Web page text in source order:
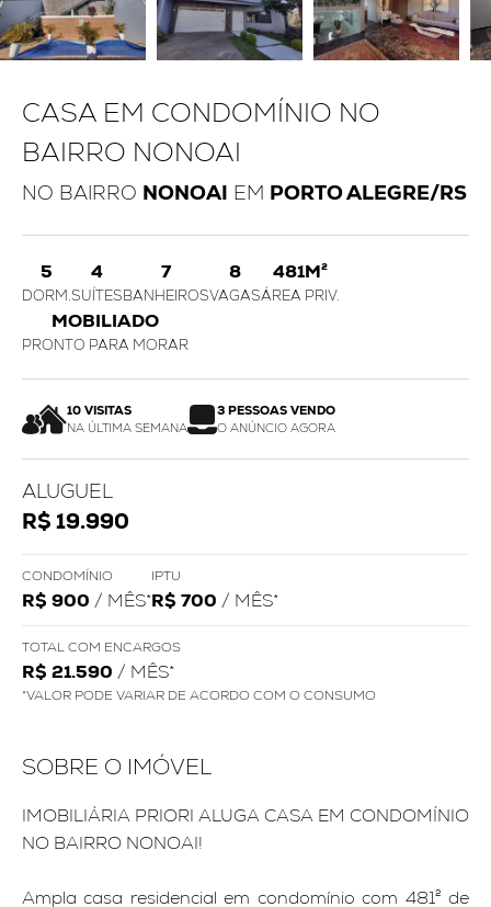
CASA EM CONDOMÍNIO NO
BAIRRO NONOAI
NO BAIRRO NONOAI EM PORTO ALEGRE/RS
5
DORM.
4
SUÍTES
7
BANHEIROS
8
VAGAS
481M²
ÁREA PRIV.
MOBILIADO
PRONTO PARA MORAR
10 VISITAS
NA ÚLTIMA SEMANA
3 PESSOAS VENDO
O ANÚNCIO AGORA
ALUGUEL
R$ 19.990
CONDOMÍNIO
R$ 900 / MÊS*
IPTU
R$ 700 / MÊS*
TOTAL COM ENCARGOS
R$ 21.590 / MÊS*
*VALOR PODE VARIAR DE ACORDO COM O CONSUMO
SOBRE O IMÓVEL
IMOBILIÁRIA PRIORI ALUGA CASA EM CONDOMÍNIO
NO BAIRRO NONOAI!
Ampla casa residencial em condomínio com 481² de